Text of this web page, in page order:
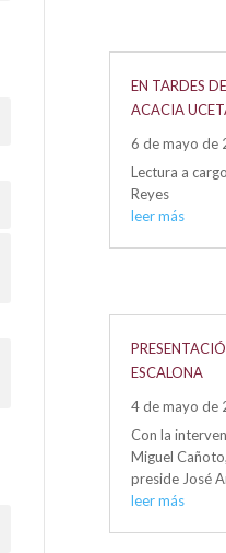
EN TARDES
ACACIA
6 de mayo de
Lectura a
Reyes
leer más
ESCALONA
4 de mayo de
Con la
Miguel
preside José
leer más